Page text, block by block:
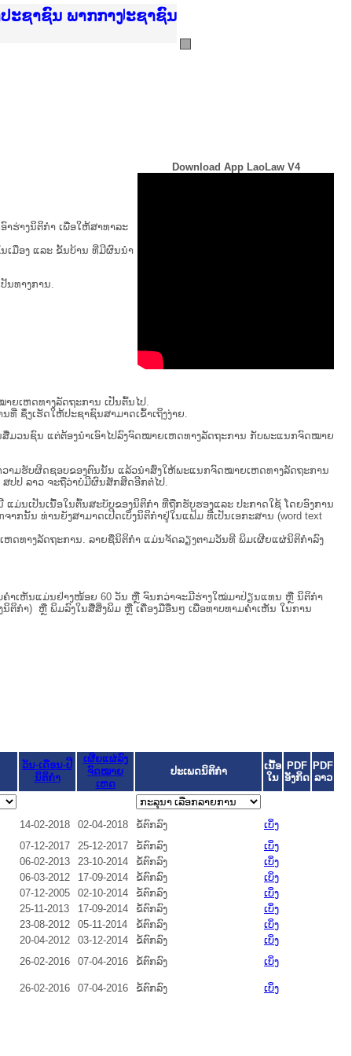
ບັນຍຸຕິທຳແຫ່ງຊາດ
ະຊາຊົນ ພາກເໜືອ
ນ
າງ
ຕ້າຄານຕຳຫຼວດປະຊາຊົນ
າຄານສັນຕິບານປະຊາຊົນ
າກເໜືອ
ະຊາຊົນ ພາກກາງ
າຮ່າງນິຕິກໍາ ເພື່ອໃຫ້​ສາ​ທາ​ລະ​
ເມືອງ ແລະ ຂັ້ນ​ບ້ານ ​ທີ່​ມີ​ຜົນ​ນຳ​
ນທາງການ.
Download App LaoLaw V4
ເຫດທາງລັດຖະການ ເປັນ​ຕົ້ນ​ໄປ.
ຊຶ່ງເຮັດໃຫ້ປະຊາຊົນສາມາດເຂົ້າເຖິງງ່າຍ.
ວນຊົນ ແຕ່ຕ້ອງນໍາເອົາໄປລົງຈົດໝາຍເຫດທາງລັດຖະການ ກັບ​ພະແນກຈົດ​ໝາຍ​
ມຮັບຜິດຊອບຂອງຕົນນັ້ນ ແລ້ວນໍາສົ່ງໃຫ້​ພະແນກຈົດ​ໝາຍ​ເຫດ​ທາງ​ລັດ​ຖະ​ການ
ປ​ປ ລາວ ​ຈະຖື​ວ່າບໍ່​ມີ​ຜົນ​ສັກ​ສິດ​ອີກ​ຕໍ່​ໄປ.
ແມ່ນເປັນເນື້ອໃນຕົ້ນສະບັບຂອງນິຕິກໍາ ທີ່ຖືກຮັບຮອງແລະ ປະກາດໃຊ້ ໂດຍອົງການ
າກນັ້ນ ທ່ານຍັງສາມາດເປີດເບິ່ງນິຕິກຳຢູ່ໃນແຟ້ມ ທີ່ເປັນເອກະສານ (word text
ທາງລັດຖະການ. ລາຍຊື່ນິຕິກຳ ແມ່ນຈັດລຽງຕາມວັນທີ ພິມເຜີຍແຜ່ນິຕິກຳລົງ
ຄໍາເຫັນແມ່ນຢ່າງໜ້ອຍ 60 ວັນ ຫຼື ຈົນກວ່າຈະມີຮ່າງໃໝ່ມາປ່ຽນແທນ ຫຼື ນິຕິກໍາ
ນິຕິກຳ) ຫຼື ພິມລົງໃນສື່ສິ່ງພິມ ຫຼື ເຄື່ອງມືອື່ນໆ ເພື່ອທາບທາມຄໍາເຫັນ ໃນການ
ວັນ-ເດືອນ-ປີ
ນິຕິກໍາ
ເຜີຍແຜ່ລົງ
ຈົດໝາຍ
ເຫດ
ປະເພດນິຕິກຳ
ເນື້ອ
ໃນ
PDF
ອັງກິດ
PDF
ລາວ
14-02-2018 02-04-2018 ຂໍ້ຕົກລົງ
ເບິ່ງ
07-12-2017 25-12-2017 ຂໍ້ຕົກລົງ
ເບິ່ງ
06-02-2013 23-10-2014 ຂໍ້ຕົກລົງ
ເບິ່ງ
06-03-2012 17-09-2014 ຂໍ້ຕົກລົງ
ເບິ່ງ
07-12-2005 02-10-2014 ຂໍ້ຕົກລົງ
ເບິ່ງ
25-11-2013 17-09-2014 ຂໍ້ຕົກລົງ
ເບິ່ງ
23-08-2012 05-11-2014 ຂໍ້ຕົກລົງ
ເບິ່ງ
20-04-2012 03-12-2014 ຂໍ້ຕົກລົງ
ເບິ່ງ
26-02-2016 07-04-2016 ຂໍ້ຕົກລົງ
ເບິ່ງ
26-02-2016 07-04-2016 ຂໍ້ຕົກລົງ ເບິ່ງ